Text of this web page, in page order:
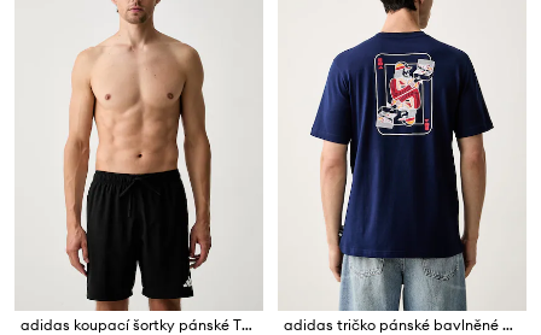
adidas koupací šortky pánské Three Stripes
adidas tričko pánské bavlněné Novelty